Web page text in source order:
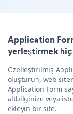
Application
yerleştirmek hiç
Özelleştirilmiş
oluşturun, web
Application Form
altbilginize veya
ekleyin bir site.